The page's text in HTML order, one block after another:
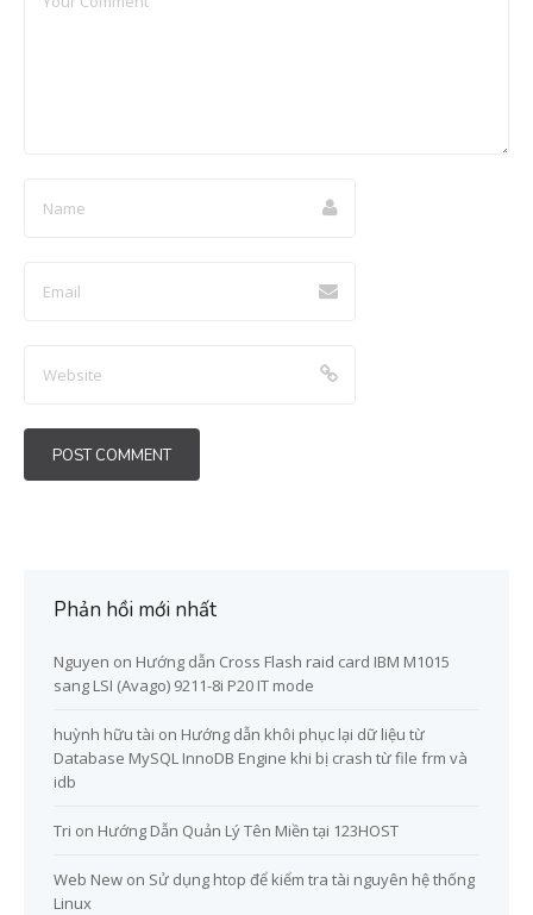
Phản hồi mới nhất
Nguyen on Hướng dẫn Cross Flash raid card IBM M1015
sang LSI (Avago) 9211-8i P20 IT mode
huỳnh hữu tài on Hướng dẫn khôi phục lại dữ liệu từ
Database MySQL InnoDB Engine khi bị crash từ file frm và
idb
Tri on Hướng Dẫn Quản Lý Tên Miền tại 123HOST
Web New on Sử dụng htop để kiểm tra tài nguyên hệ thống
Linux